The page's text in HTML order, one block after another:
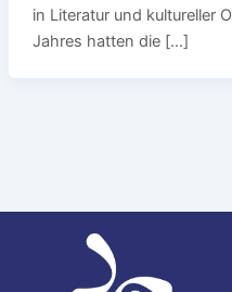
in Literatur und kultureller
Jahres hatten die […]